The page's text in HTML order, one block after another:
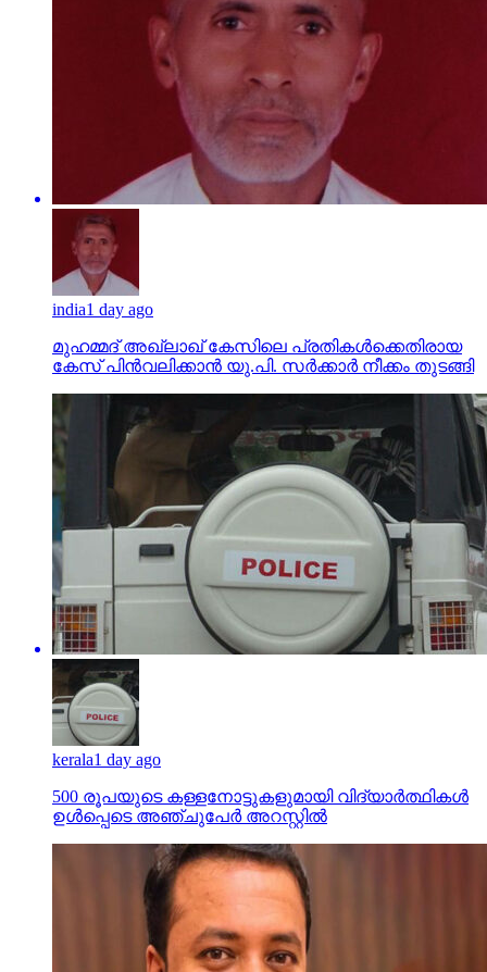
india1 day ago
മുഹമ്മദ് അഖ്‌ലാഖ് കേസിലെ പ്രതികള്‍ക്കെതിരായ
കേസ് പിന്‍വലിക്കാന്‍ യു.പി. സര്‍ക്കാര്‍ നീക്കം തുടങ്ങി
kerala1 day ago
500 രൂപയുടെ കള്ളനോട്ടുകളുമായി വിദ്യാര്‍ത്ഥികള്‍
ഉള്‍പ്പെടെ അഞ്ചുപേര്‍ അറസ്റ്റില്‍